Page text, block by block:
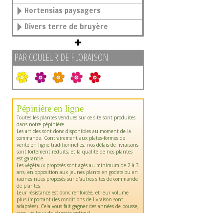
Hortensias paysagers
Divers terre de bruyère
PAR COULEUR DE FLORAISON
Pépinière en ligne
Toutes les plantes vendues sur ce site sont produites
dans notre pépinière.
Les articles sont donc disponibles au moment de la
commande. Contrairement aux plates-formes de
vente en ligne traditionnelles, nos délais de livraisons
sont fortement réduits, et la qualité de nos plantes
est garantie.
Les végétaux proposés sont agés au minimum de 2 à 3
ans, en opposition aux jeunes plants en godets ou en
racines nues proposés sur d'autres sites de commande
de plantes.
Leur résistance est donc renforcée, et leur volume
plus important (les conditions de livraison sont
adaptées). Cela vous fait gagner des années de pousse,